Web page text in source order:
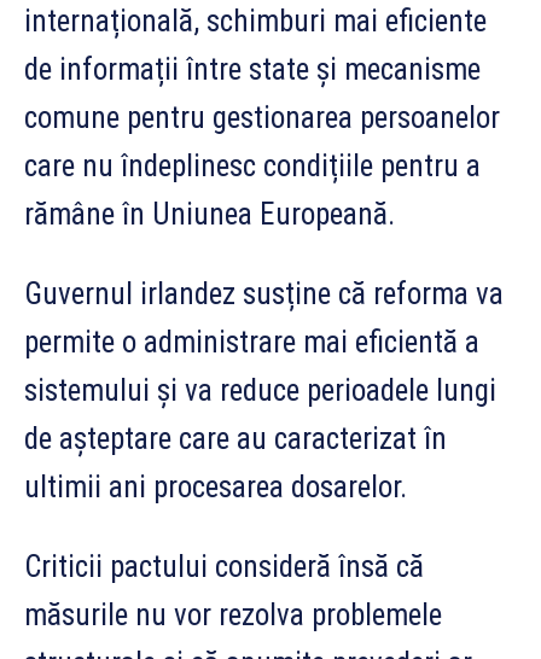
internațională, schimburi mai eficiente
de informații între state și mecanisme
comune pentru gestionarea persoanelor
care nu îndeplinesc condițiile pentru a
rămâne în Uniunea Europeană.
Guvernul irlandez susține că reforma va
permite o administrare mai eficientă a
sistemului și va reduce perioadele lungi
de așteptare care au caracterizat în
ultimii ani procesarea dosarelor.
Criticii pactului consideră însă că
măsurile nu vor rezolva problemele